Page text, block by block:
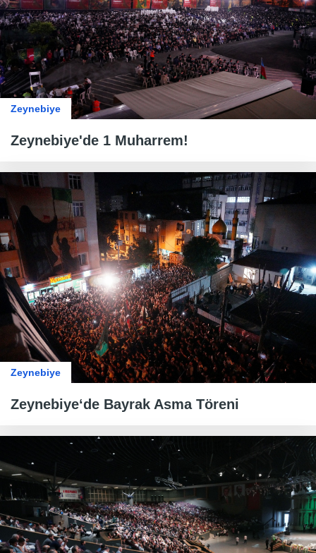
Zeynebiye
Zeynebiye'de 1 Muharrem!
Zeynebiye
Zeynebiye‘de Bayrak Asma Töreni